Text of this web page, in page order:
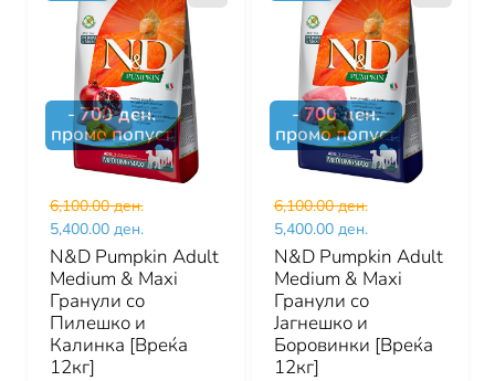
-700ден.
промо попуст
6,100.00 ден.
5,400.00 ден.
N&D Pumpkin Adult
Medium & Maxi
Гранули со
Пилешко и
Калинка [Вреќа
12кг]
-700ден.
промо попуст
6,100.00 ден.
5,400.00 ден.
N&D Pumpkin Adult
Medium & Maxi
Гранули со
Јагнешко и
Боровинки [Вреќа
12кг]